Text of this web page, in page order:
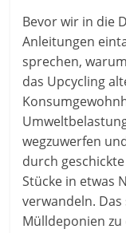
Bevor wir in die
Anleitungen
sprechen,
das Upcycling
wegzuwerfen
durch
Stücke in etwas
verwandeln.
Mülldeponien